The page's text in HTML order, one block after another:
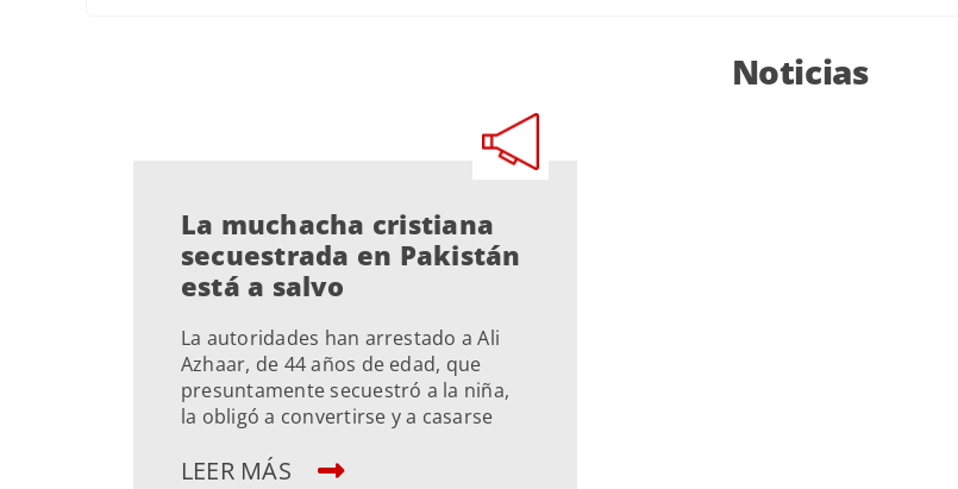
Noticias
La muchacha cristiana
secuestrada en Pakistán
está a salvo
La autoridades han arrestado a Ali
Azhaar, de 44 años de edad, que
presuntamente secuestró a la niña,
la obligó a convertirse y a casarse
LEER MÁS